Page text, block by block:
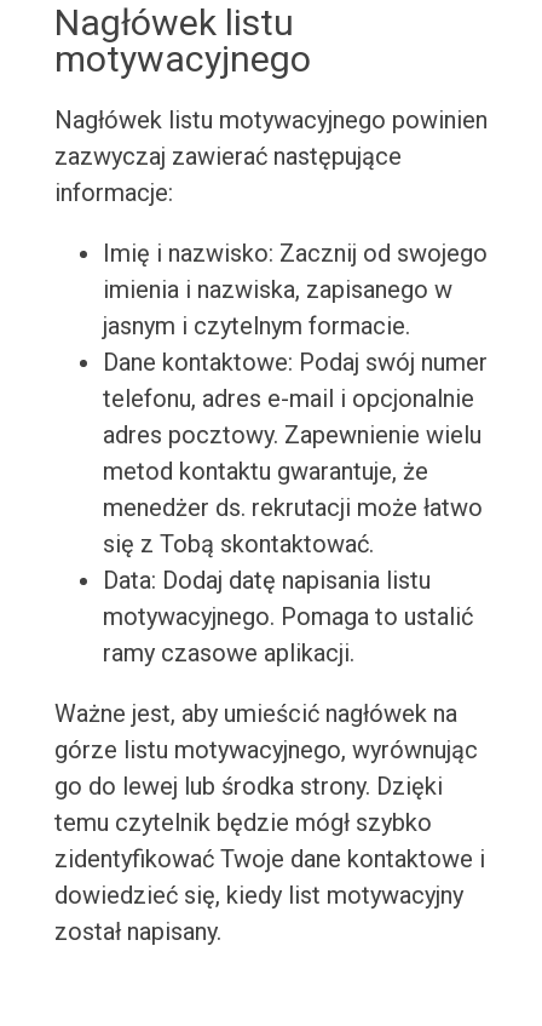
Nagłówek listu
motywacyjnego
Nagłówek listu motywacyjnego powinien
zazwyczaj zawierać następujące
informacje:
Imię i nazwisko: Zacznij od swojego
imienia i nazwiska, zapisanego w
jasnym i czytelnym formacie.
Dane kontaktowe: Podaj swój numer
telefonu, adres e-mail i opcjonalnie
adres pocztowy. Zapewnienie wielu
metod kontaktu gwarantuje, że
menedżer ds. rekrutacji może łatwo
się z Tobą skontaktować.
Data: Dodaj datę napisania listu
motywacyjnego. Pomaga to ustalić
ramy czasowe aplikacji.
Ważne jest, aby umieścić nagłówek na
górze listu motywacyjnego, wyrównując
go do lewej lub środka strony. Dzięki
temu czytelnik będzie mógł szybko
zidentyfikować Twoje dane kontaktowe i
dowiedzieć się, kiedy list motywacyjny
został napisany.